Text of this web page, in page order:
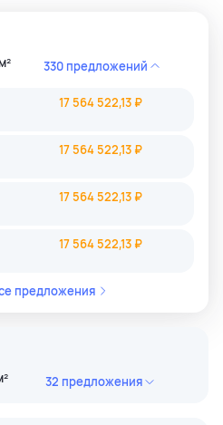
330 предложений
17 564 522,13 ₽
17 564 522,13 ₽
17 564 522,13 ₽
17 564 522,13 ₽
предложения
32 предложения